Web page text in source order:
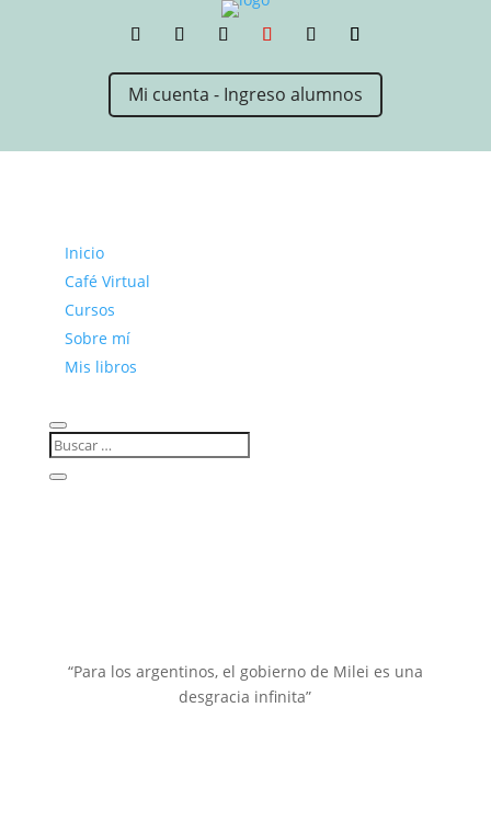
Mi cuenta - Ingreso alumnos
Inicio
Café Virtual
Cursos
Sobre mí
Mis libros
“Para los argentinos, el gobierno de Milei es una
desgracia infinita”